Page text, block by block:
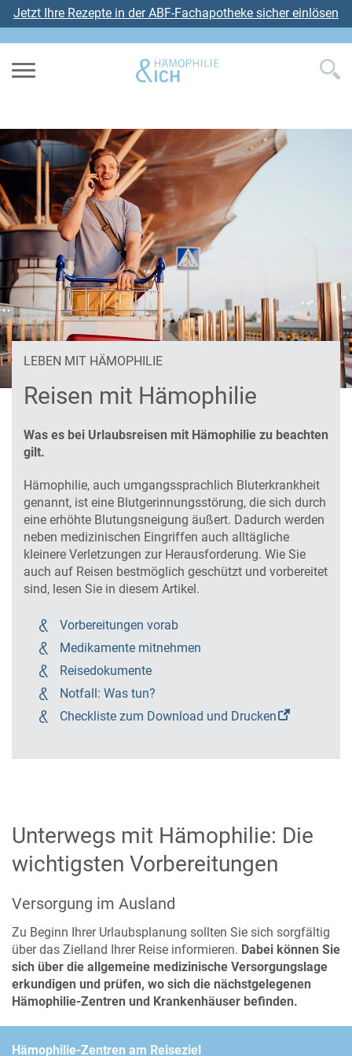
Jetzt Ihre Rezepte in der ABF-Fachapotheke sicher einlösen
LEBEN MIT HÄMOPHILIE
Reisen mit Hämophilie
Was es bei Urlaubsreisen mit Hämophilie zu beachten
gilt.
Hämophilie, auch umgangssprachlich Bluterkrankheit
genannt, ist eine Blutgerinnungsstörung, die sich durch
eine erhöhte Blutungsneigung äußert. Dadurch werden
neben medizinischen Eingriffen auch alltägliche
kleinere Verletzungen zur Herausforderung. Wie Sie
auch auf Reisen bestmöglich geschützt und vorbereitet
sind, lesen Sie in diesem Artikel.
Vorbereitungen vorab
Medikamente mitnehmen
Reisedokumente
Notfall: Was tun?
Checkliste zum Download und Drucken
Unterwegs mit Hämophilie: Die
wichtigsten Vorbereitungen
Versorgung im Ausland
Zu Beginn Ihrer Urlaubsplanung sollten Sie sich sorgfältig
über das Zielland Ihrer Reise informieren. Dabei können Sie
sich über die allgemeine medizinische Versorgungslage
erkundigen und prüfen, wo sich die nächstgelegenen
Hämophilie-Zentren und Krankenhäuser befinden.
Hämophilie-Zentren am Reiseziel